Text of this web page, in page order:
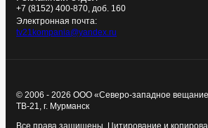
+7 (8152) 400-870, доб. 160
Электронная почта:
tv21kompania@yandex.ru
© 2006 - 2026 ООО «Северо-западное
ТВ-21, г. Мурманск
Все права защищены. Цитирование и